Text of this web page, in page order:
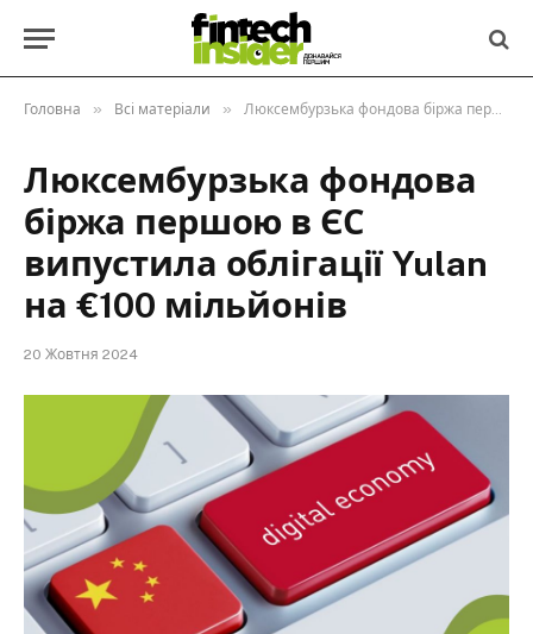
Головна » Всі матеріали » Люксембурзька фондова біржа першою в ЄС випустила облігації Yulan на €100 мільйонів
Люксембурзька фондова
біржа першою в ЄС
випустила облігації Yulan
на €100 мільйонів
20 Жовтня 2024